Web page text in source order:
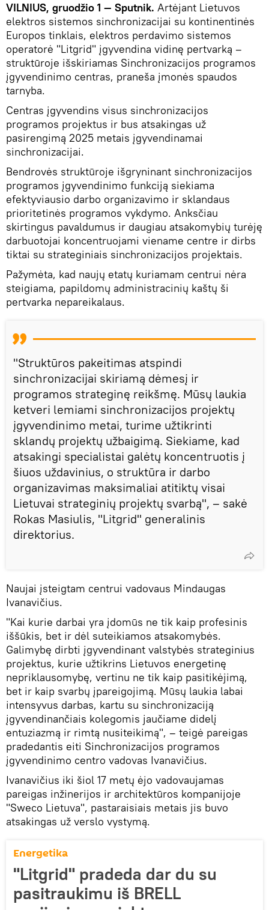
VILNIUS, gruodžio 1 — Sputnik. Artėjant Lietuvos
elektros sistemos sinchronizacijai su kontinentinės
Europos tinklais, elektros perdavimo sistemos
operatorė "Litgrid" įgyvendina vidinę pertvarką –
struktūroje išskiriamas Sinchronizacijos programos
įgyvendinimo centras, praneša įmonės spaudos
tarnyba.
Centras įgyvendins visus sinchronizacijos
programos projektus ir bus atsakingas už
pasirengimą 2025 metais įgyvendinamai
sinchronizacijai.
Bendrovės struktūroje išgryninant sinchronizacijos
programos įgyvendinimo funkciją siekiama
efektyviausio darbo organizavimo ir sklandaus
prioritetinės programos vykdymo. Anksčiau
skirtingus pavaldumus ir daugiau atsakomybių turėję
darbuotojai koncentruojami viename centre ir dirbs
tiktai su strateginiais sinchronizacijos projektais.
Pažymėta, kad naujų etatų kuriamam centrui nėra
steigiama, papildomų administracinių kaštų ši
pertvarka nepareikalaus.
"Struktūros pakeitimas atspindi
sinchronizacijai skiriamą dėmesį ir
programos strateginę reikšmę. Mūsų laukia
ketveri lemiami sinchronizacijos projektų
įgyvendinimo metai, turime užtikrinti
sklandų projektų užbaigimą. Siekiame, kad
atsakingi specialistai galėtų koncentruotis į
šiuos uždavinius, o struktūra ir darbo
organizavimas maksimaliai atitiktų visai
Lietuvai strateginių projektų svarbą", – sakė
Rokas Masiulis, "Litgrid" generalinis
direktorius.
Naujai įsteigtam centrui vadovaus Mindaugas
Ivanavičius.
"Kai kurie darbai yra įdomūs ne tik kaip profesinis
iššūkis, bet ir dėl suteikiamos atsakomybės.
Galimybę dirbti įgyvendinant valstybės strateginius
projektus, kurie užtikrins Lietuvos energetinę
nepriklausomybę, vertinu ne tik kaip pasitikėjimą,
bet ir kaip svarbų įpareigojimą. Mūsų laukia labai
intensyvus darbas, kartu su sinchronizaciją
įgyvendinančiais kolegomis jaučiame didelį
entuziazmą ir rimtą nusiteikimą", – teigė pareigas
pradedantis eiti Sinchronizacijos programos
įgyvendinimo centro vadovas Ivanavičius.
Ivanavičius iki šiol 17 metų ėjo vadovaujamas
pareigas inžinerijos ir architektūros kompanijoje
"Sweco Lietuva", pastaraisiais metais jis buvo
atsakingas už verslo vystymą.
Energetika
"Litgrid" pradeda dar du su
pasitraukimu iš BRELL